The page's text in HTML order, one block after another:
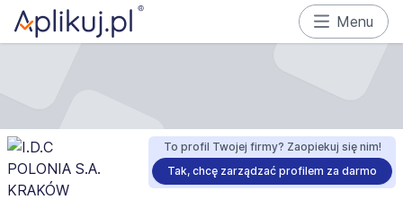
Menu
To profil Twojej firmy? Zaopiekuj się nim!
Tak, chcę zarządzać profilem za darmo